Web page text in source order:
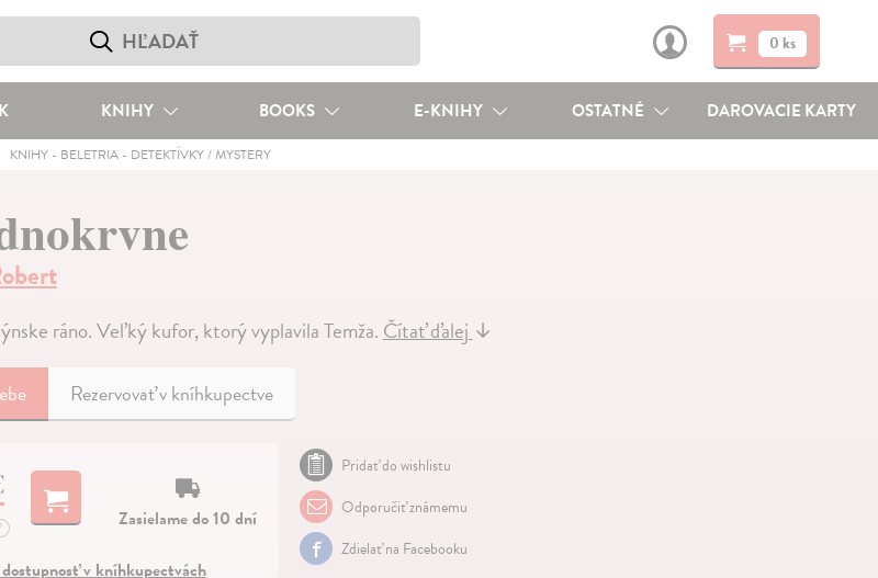
0 ks
KNIHY BOOKS E-KNIHY OSTATNÉ DAROVACIE KARTY
KNIHY- BELETRIA- DETEKTÍVKY / MYSTERY
ráno. Veľký kufor, ktorý vyplavila Temža.Čítať ďalej↓
Rezervovať v kníhkupectve
Zasielame do 10 dní
v kníhkupectvách
Pridať do wishlistu
Odporučiť známemu
Zdielať na Facebooku